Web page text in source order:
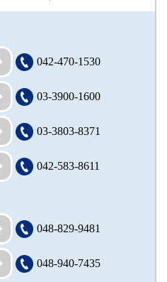
042-470-1530
03-3900-1600
03-3803-8371
042-583-8611
048-829-9481
048-940-7435